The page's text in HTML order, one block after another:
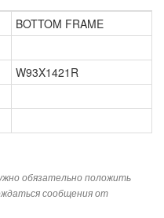
BOTTOM FRAME
W93X1421R
обязательно положить
сообщения от